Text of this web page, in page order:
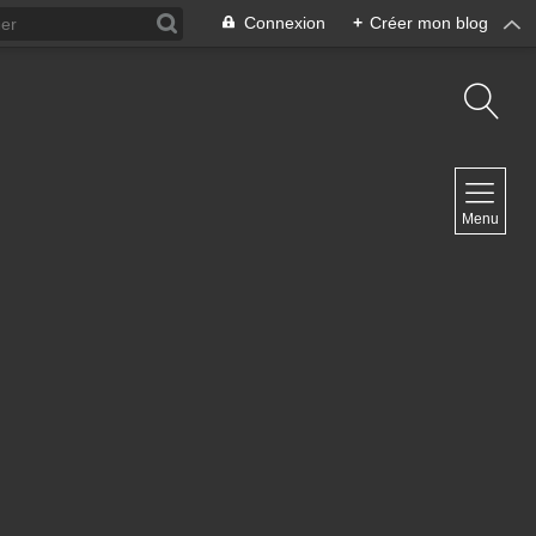
Connexion + Créer mon blog
Menu